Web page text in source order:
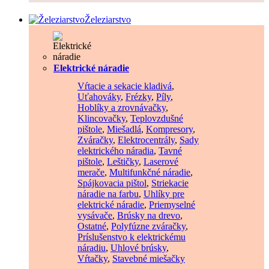
Železiarstvo
Elektrické náradie
Vŕtacie a sekacie kladivá,
Uťahováky, Frézky, Píly,
Hoblíky a zrovnávačky,
Klincovačky, Teplovzdušné
pištole, Miešadlá, Kompresory,
Zváračky, Elektrocentrály, Sady
elektrického náradia, Tavné
pištole, Leštičky, Laserové
merače, Multifunkčné náradie,
Spájkovacia pištol, Striekacie
náradie na farbu, Uhlíky pre
elektrické náradie, Priemyselné
vysávače, Brúsky na drevo,
Ostatné, Polyfúzne zváračky,
Príslušenstvo k elektrickému
náradiu, Uhlové brúsky,
Vŕtačky, Stavebné miešačky